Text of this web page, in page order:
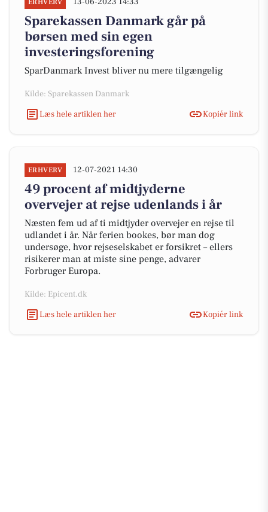
ERHVERV
Sparekassen Danmark går på
børsen med sin egen
investeringsforening
SparDanmark Invest bliver nu mere tilgængelig
Kilde: Sparekassen Danmark
Læs hele artiklen her
Kopiér link
ERHVERV 12-07-2021 14:30
49 procent af midtjyderne
overvejer at rejse udenlands i år
Næsten fem ud af ti midtjyder overvejer en rejse til
udlandet i år. Når ferien bookes, bør man dog
undersøge, hvor rejseselskabet er forsikret – ellers
risikerer man at miste sine penge, advarer
Forbruger Europa.
Kilde: Epicent.dk
Læs hele artiklen her
Kopiér link